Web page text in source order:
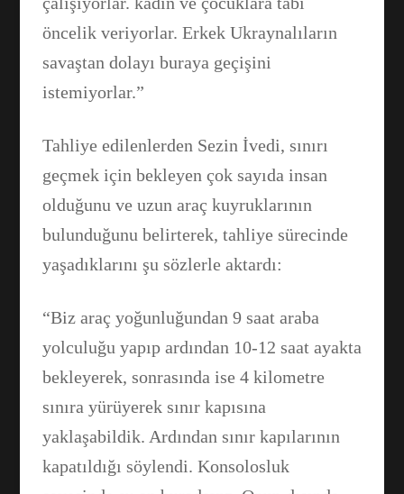
öncelik veriyorlar. Erkek Ukraynalıların
savaştan dolayı buraya geçişini
istemiyorlar.”
Tahliye edilenlerden Sezin İvedi, sınırı
geçmek için bekleyen çok sayıda insan
olduğunu ve uzun araç kuyruklarının
bulunduğunu belirterek, tahliye sürecinde
yaşadıklarını şu sözlerle aktardı:
“Biz araç yoğunluğundan 9 saat araba
yolculuğu yapıp ardından 10-12 saat ayakta
bekleyerek, sonrasında ise 4 kilometre
sınıra yürüyerek sınır kapısına
yaklaşabildik. Ardından sınır kapılarının
kapatıldığı söylendi. Konsolosluk